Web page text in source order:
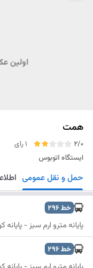
اولین
همت
2/0
1 رای
ایستگاه اتوبوس
مسیریابی
حمل و نقل عمومی
خط296
پایانه مترو ارم سبز - پایانه
خط296